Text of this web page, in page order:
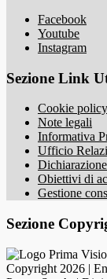
Facebook
Youtube
Instagram
Sezione Link
Cookie policy
Note legali
Informativa
Ufficio
Obiettivi di
Gestione
Sezione
Copyright 2026 |